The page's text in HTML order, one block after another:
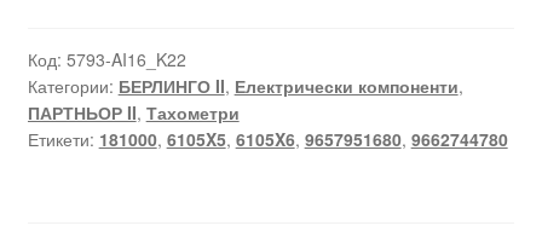
Код: 5793-AI16_K22
Категории: БЕРЛИНГО II, Електрически компоненти,
ПАРТНЬОР II, Тахометри
Етикети: 181000, 6105X5, 6105X6, 9657951680, 9662744780